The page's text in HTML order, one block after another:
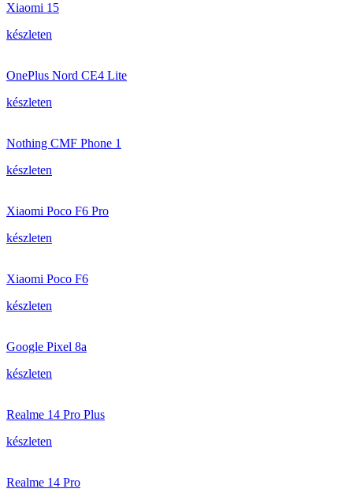
Xiaomi 15
készleten
OnePlus Nord CE4 Lite
készleten
Nothing CMF Phone 1
készleten
Xiaomi Poco F6 Pro
készleten
Xiaomi Poco F6
készleten
Google Pixel 8a
készleten
Realme 14 Pro Plus
készleten
Realme 14 Pro